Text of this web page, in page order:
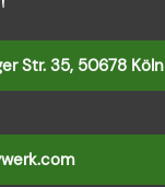
Str. 35, 50678 Köln